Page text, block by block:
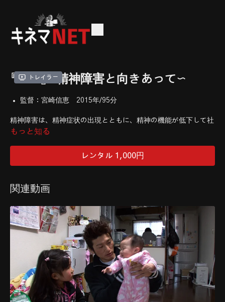
トレイラー
『あい』〜精神障害と向きあって〜
監督：宮崎信恵 2015年/95分
精神障害は、精神症状の出現とともに、精神の機能が低下して社
会生活上の様々な場面に困難が現れる障害。中でも統合失調症は
病院への長期入院を余儀なくされてきた。しかし近年、保健福祉
分野からの地域生活移行・定着への支援の重要性が認識されてい
伝統文化に根差した製品づくりと、全国でも珍しいフレンチレス
る絵画や陶芸といった文化的な創造の香りも… 精神障害に対す
る社会の偏見・差別は、今日もなお根強いものがあるが、その一
因は障害に対する無知、無理解からくるものと思われる。 こ
の作品は、日々の生活に生き難さを感じている精神障害者のあり
のままの日常を通して、彼らの苦しみや長いトンネルを抜けた先
にある「希望」を見出していく姿を知ってもらうことで、彼らが安
心して暮らせる社会の実現と、精神障害に対する人々の理解を深
めることを願って製作された。
もっと知る
レンタル 1,000円
関連動画